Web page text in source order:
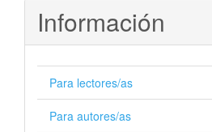
Información
Para lectores/as
Para autores/as